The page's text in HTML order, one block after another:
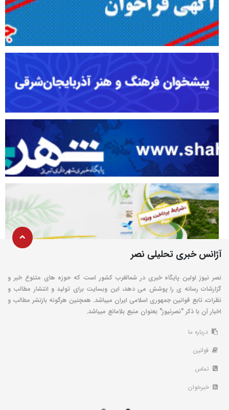
آژانس خبری تحلیلی نصر
نصر نیوز اولین پایگاه خبری در شمالغرب کشور است که حوزه های متنوع خبر و
گزارشات رسانه ی را پوشش می دهد، این وبسایت برای تولید و انتشار مطالب و
نظرات، تابع قوانین جمهوری اسلامی ایران میباشد. همچنین هرگونه بازنشر مطالب و
اخبار آن با ذکر "نصرنیوز" بعنوان منبع بلامانع میباشد.
درباره ما
قوانین
تماس
خبرخوان